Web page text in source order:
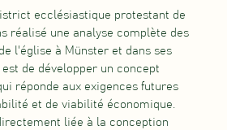
ecclésiastique protestant de
réalisé une analyse complète des
l'église à Münster et dans ses
de développer un concept
réponde aux exigences futures
et de viabilité économique.
liée à la conception